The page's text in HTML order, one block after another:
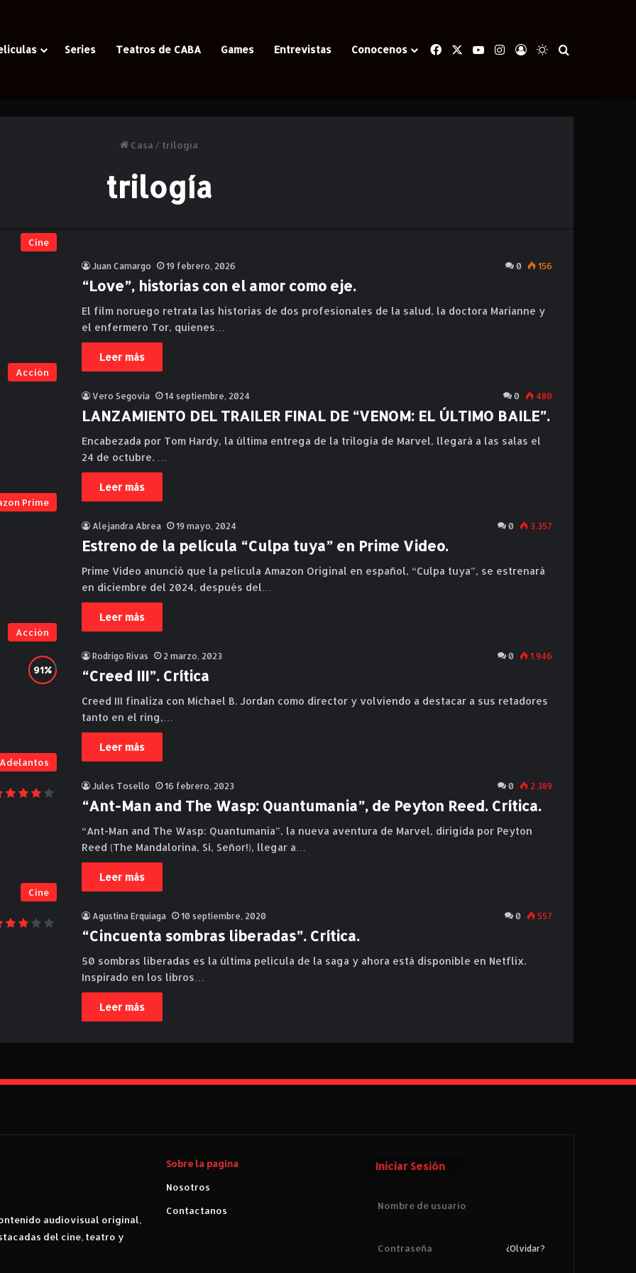
Series Teatros de CABA Games Entrevistas Conocenos FacebookYouTubeInstagram
Iniciar Sesión
Switch skin
Casa / trilogía
trilogía
Cine
Juan Camargo 19 febrero, 2026 0 156
“Love”, historias con el amor como eje.
El film noruego retrata las historias de dos profesionales de la salud, la doctora Marianne y
el enfermero Tor, quienes…
Leer más
Acción
Vero Segovia 14 septiembre, 2024 0 480
LANZAMIENTO DEL TRAILER FINAL DE “VENOM: EL ÚLTIMO BAILE”.
Encabezada por Tom Hardy, la última entrega de la trilogía de Marvel, llegará a las salas el
24 de octubre. …
Leer más
Prime
Alejandra Abrea 19 mayo, 2024 0 3.357
Estreno de la película “Culpa tuya” en Prime Video.
Prime Video anunció que la película Amazon Original en español, “Culpa tuya”, se estrenará
en diciembre del 2024, después del…
Leer más
Acción
Rodrigo Rivas 2 marzo, 2023 0 1.946
“Creed III”. Crítica
Creed III finaliza con Michael B. Jordan como director y volviendo a destacar a sus retadores
tanto en el ring,…
Leer más
Adelantos
Jules Tosello 16 febrero, 2023 0 2.389
“Ant-Man and The Wasp: Quantumania”, de Peyton Reed. Crítica.
“Ant-Man and The Wasp: Quantumania”, la nueva aventura de Marvel, dirigida por Peyton
Reed (The Mandalorina, Sí, Señor!), llegar a…
Leer más
Cine
Agustina Erquiaga 10 septiembre, 2020 0 557
“Cincuenta sombras liberadas”. Crítica.
50 sombras liberadas es la última película de la saga y ahora está disponible en Netflix.
Inspirado en los libros…
Leer más
audiovisual original,
del cine, teatro y
Sobre la pagina
Nosotros
Contactanos
Iniciar Sesión
¿Olvidar?